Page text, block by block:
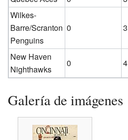
Wilkes-
Barre/Scranton
Penguins
0 3
New Haven
Nighthawks
0 4
Galería de imágenes